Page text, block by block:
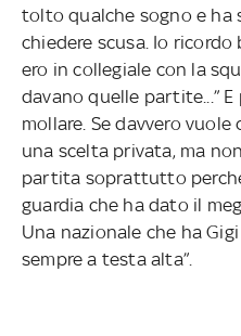
tolto qualche sogno e ha
chiedere scusa. Io
ero in collegiale con la
davano quelle partite...”
mollare. Se davvero
una scelta privata, ma
partita soprattutto
guardia che ha dato il
Una nazionale che ha
sempre a testa alta”.